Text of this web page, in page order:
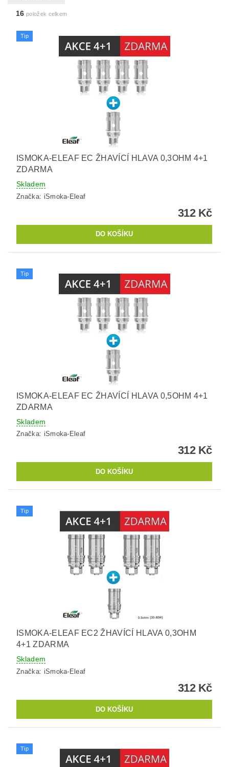
16 položek celkem
Tip
ISMOKA-ELEAF EC ŽHAVÍCÍ HLAVA 0,3OHM 4+1
ZDARMA
Skladem
Značka: iSmoka-Eleaf
312 Kč
Tip
ISMOKA-ELEAF EC ŽHAVÍCÍ HLAVA 0,5OHM 4+1
ZDARMA
Skladem
Značka: iSmoka-Eleaf
312 Kč
Tip
ISMOKA-ELEAF EC2 ŽHAVÍCÍ HLAVA 0,3OHM
4+1 ZDARMA
Skladem
Značka: iSmoka-Eleaf
312 Kč
Tip